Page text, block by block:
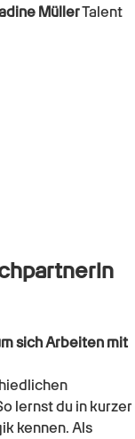
MüllerTalent
sich Arbeiten mit
lernst du in kurzer
kennen. Als